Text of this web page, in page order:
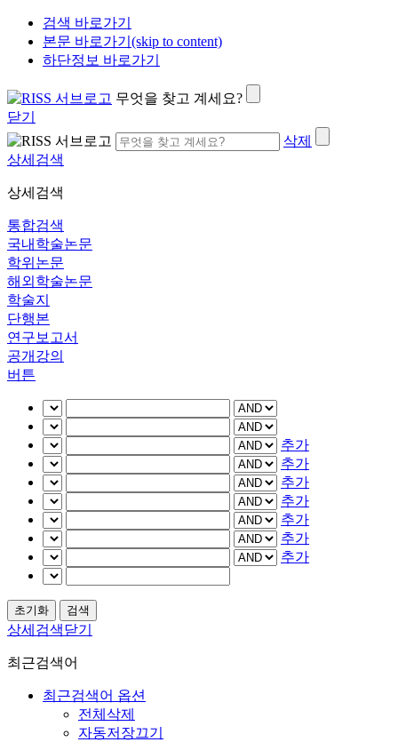
검색 바로가기
본문 바로가기(skip to content)
하단정보 바로가기
무엇을 찾고 계세요?
닫기
삭제
상세검색
상세검색
통합검색
국내학술논문
학위논문
해외학술논문
학술지
단행본
연구보고서
공개강의
버튼
추가
추가
추가
추가
추가
추가
추가
상세검색닫기
최근검색어
최근검색어 옵션
전체삭제
자동저장끄기